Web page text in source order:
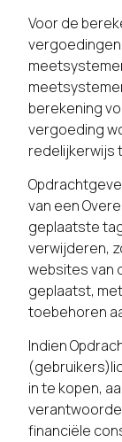
Voor de
berekening
vergoeding
redelijkerwijs
van een
geplaatste
verwijderen,
websites van
geplaatst,
toebehoren
Indien
in te kopen,
financiële